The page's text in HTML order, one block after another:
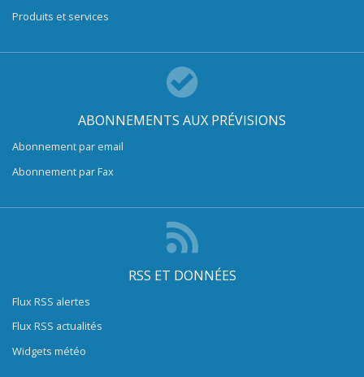
Produits et services
ABONNEMENTS AUX PRÉVISIONS
Abonnement par email
Abonnement par Fax
RSS ET DONNÉES
Flux RSS alertes
Flux RSS actualités
Widgets météo